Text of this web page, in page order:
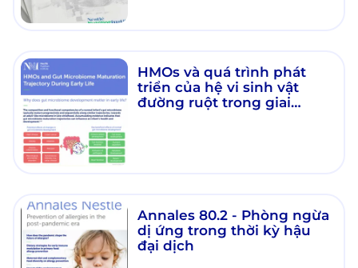
HMOs và quá trình phát
triển của hệ vi sinh vật
đường ruột trong giai
Annales 80.2 - Phòng ngừa
dị ứng trong thời kỳ hậu
đại dịch